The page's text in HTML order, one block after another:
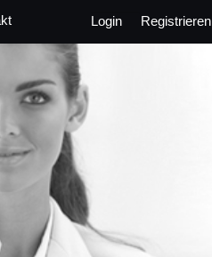
Login Registrieren